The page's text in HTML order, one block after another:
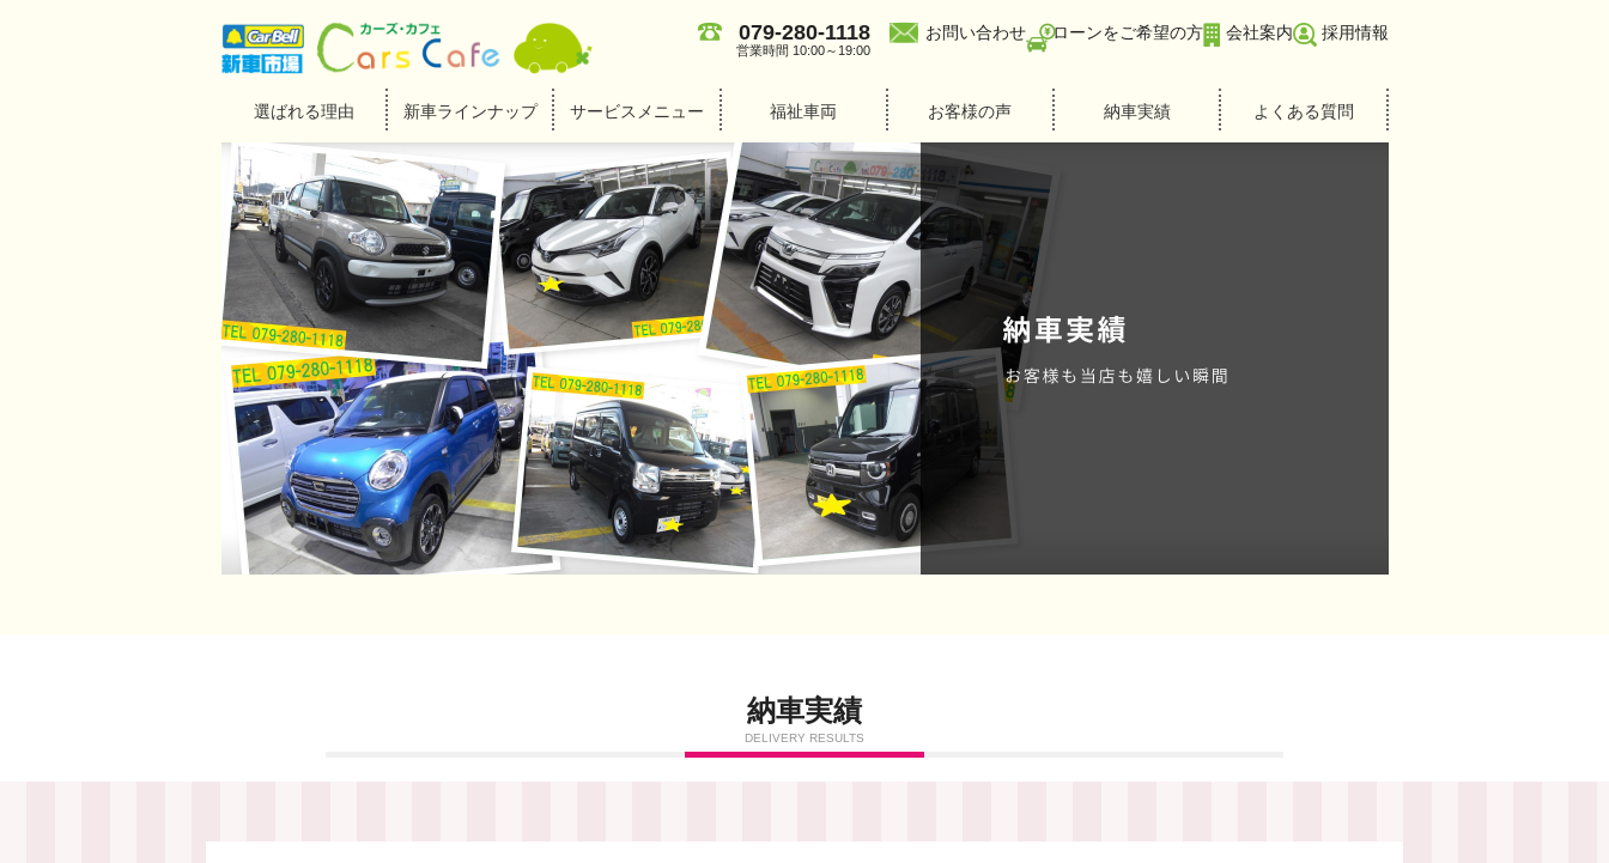
079-280-1118
営業時間 10:00～19:00
お問い合わせ ローンをご希望の方 会社案内 採用情報
選ばれる理由 新車ラインナップ サービスメニュー 福祉車両 お客様の声 納車実績 よくある質問
納車実績
DELIVERY RESULTS